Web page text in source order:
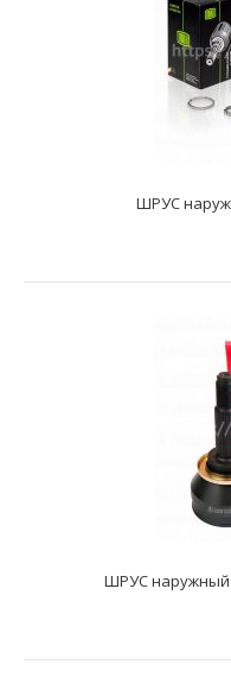
Применение на
21099 "Lada
ШРУС
21099 "Lada
ШРУС
ШРУС наружный